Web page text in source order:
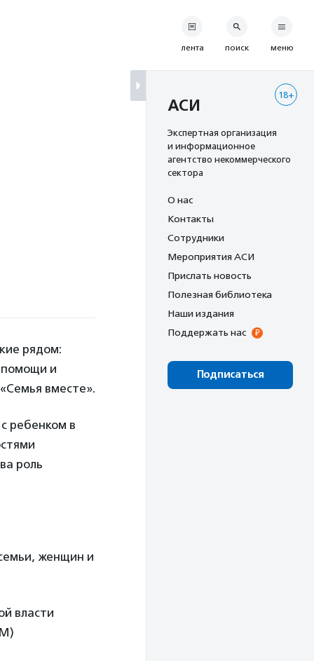
рядом:
и
вместе».
ребенком в
роль
женщин и
власти
лента поиск меню
18+
АСИ
Экспертная организация
и информационное
агентство некоммерческого
сектора
О нас
Контакты
Сотрудники
Мероприятия АСИ
Прислать новость
Полезная библиотека
Наши издания
Поддержать нас
Подписаться